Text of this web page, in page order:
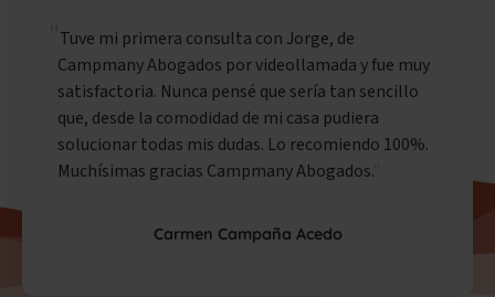
Tuve mi primera consulta con Jorge, de
Campmany Abogados por videollamada y fue muy
satisfactoria. Nunca pensé que sería tan sencillo
que, desde la comodidad de mi casa pudiera
solucionar todas mis dudas. Lo recomiendo 100%.
Muchísimas gracias Campmany Abogados.
Carmen Campaña Acedo